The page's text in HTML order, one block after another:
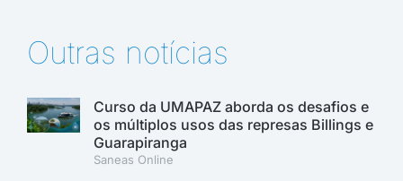
Outras notícias
Curso da UMAPAZ aborda os desafios e
os múltiplos usos das represas Billings e
Guarapiranga
Saneas Online